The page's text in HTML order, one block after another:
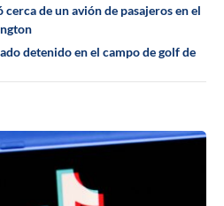
de un avión de pasajeros en el
detenido en el campo de golf de